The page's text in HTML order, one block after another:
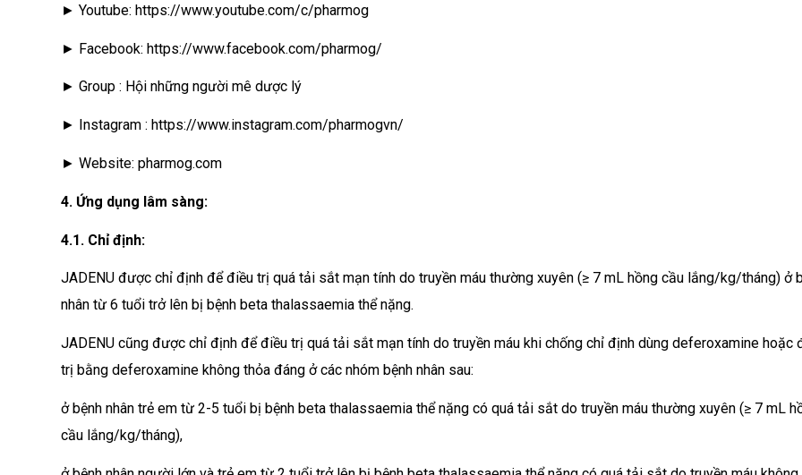
► Youtube: https://www.youtube.com/c/pharmog
► Facebook: https://www.facebook.com/pharmog/
► Group : Hội những người mê dược lý
► Instagram : https://www.instagram.com/pharmogvn/
► Website: pharmog.com
4. Ứng dụng lâm sàng:
4.1. Chỉ định:
JADENU được chỉ định để điều trị quá tải sắt mạn tính do truyền máu thường xuyên (≥ 7 mL hồng cầu lắng/kg/tháng) ở
nhân từ 6 tuổi trở lên bị bệnh beta thalassaemia thể nặng.
JADENU cũng được chỉ định để điều trị quá tải sắt mạn tính do truyền máu khi chống chỉ định dùng deferoxamine hoặc
trị bằng deferoxamine không thỏa đáng ở các nhóm bệnh nhân sau:
ở bệnh nhân trẻ em từ 2-5 tuổi bị bệnh beta thalassaemia thể nặng có quá tải sắt do truyền máu thường xuyên (≥ 7 mL
cầu lắng/kg/tháng),